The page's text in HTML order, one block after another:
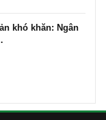
khó khăn: Ngân